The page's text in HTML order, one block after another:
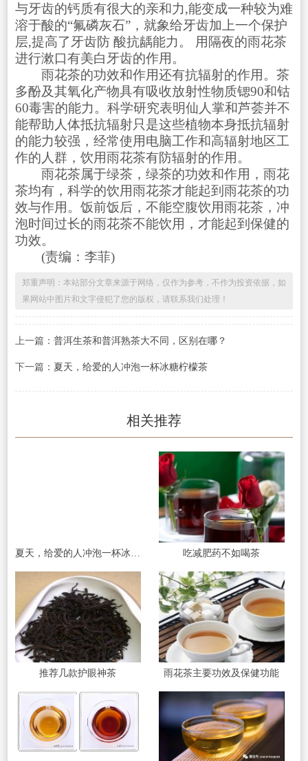
与牙齿的钙质有很大的亲和力,能变成一种较为难
溶于酸的“氟磷灰石”，就象给牙齿加上一个保护
层,提高了牙齿防 酸抗龋能力。 用隔夜的雨花茶
进行漱口有美白牙齿的作用。
雨花茶的功效和作用还有抗辐射的作用。茶
多酚及其氧化产物具有吸收放射性物质锶90和钴
60毒害的能力。科学研究表明仙人掌和芦荟并不
能帮助人体抵抗辐射只是这些植物本身抵抗辐射
的能力较强，经常使用电脑工作和高辐射地区工
作的人群，饮用雨花茶有防辐射的作用。
雨花茶属于绿茶，绿茶的功效和作用，雨花
茶均有，科学的饮用雨花茶才能起到雨花茶的功
效与作用。饭前饭后，不能空腹饮用雨花茶，冲
泡时间过长的雨花茶不能饮用，才能起到保健的
功效。
(责编：李菲)
郑重声明：本站部分文章来源于网络，仅作为参考，不作为投资依据，如
果网站中图片和文字侵犯了您的版权，请联系我们处理！
上一篇： 普洱生茶和普洱熟茶大不同，区别在哪？
下一篇： 夏天，给爱的人冲泡一杯冰糖柠檬茶
相关推荐
吃减肥药不如喝茶
推荐几款护眼神茶 雨花茶主要功效及保健功能